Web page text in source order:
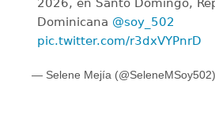
2026, en Santo Domingo,
Dominicana @soy_502
pic.twitter.com/r3dxVYPnrD
— Selene Mejía (@SeleneMSoy502)